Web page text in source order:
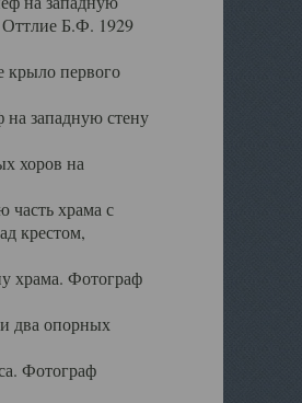
Б.Ф. 1929
первого
западную стену
хоров на
храма с
крестом,
храма. Фотограф
два опорных
Фотограф